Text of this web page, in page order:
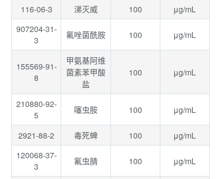
116-06-3
涕灭威 100
μg/mL
907204-31-
3
氟唑菌酰胺 100 μg/mL
155569-91-
8
甲氨基阿维
菌素苯甲酸
盐
100 μg/mL
210880-92-
5
噻虫胺 100 μg/mL
2921-88-2 毒死蜱 100
μg/mL
120068-37-
3
氟虫腈 100 μg/mL